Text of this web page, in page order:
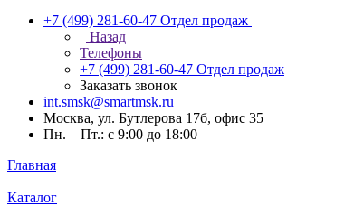
+7 (499) 281-60-47 Отдел продаж
Назад
Телефоны
+7 (499) 281-60-47 Отдел продаж
Заказать звонок
int.smsk@smartmsk.ru
Москва, ул. Бутлерова 17б, офис 35
Пн. – Пт.: с 9:00 до 18:00
Главная
Каталог